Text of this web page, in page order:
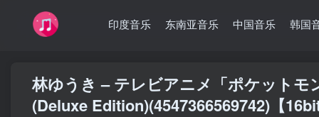
印度音乐 东南亚音乐 中国音乐 韩国
林ゆうき – テレビアニメ「ポケット
(Deluxe Edition)(4547366569742)【